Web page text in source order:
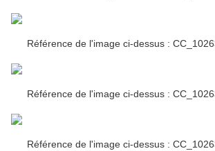
Référence de l'image ci-dessus :
Référence de l'image ci-dessus :
Référence de l'image ci-dessus :